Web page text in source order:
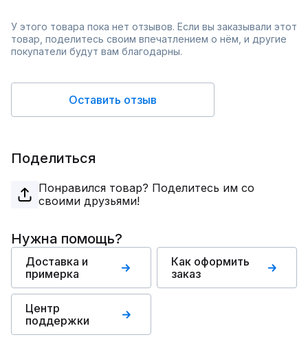
У этого товара пока нет отзывов. Если вы заказывали этот
товар, поделитесь своим впечатлением о нём, и другие
покупатели будут вам благодарны.
Оставить отзыв
Поделиться
Понравился товар? Поделитесь им со
своими друзьями!
Нужна помощь?
Доставка и
примерка
Как оформить
заказ
Центр
поддержки